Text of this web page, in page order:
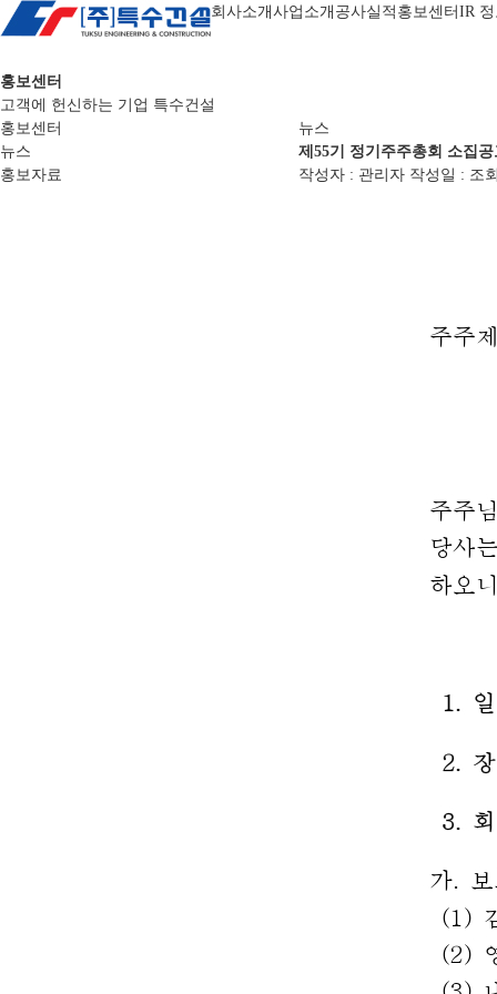
회사소개 사업소개 공사실적 홍보센터 IR
홍보센터
고객에 헌신하는 기업 특수건설
홍보센터
뉴스
홍보자료
뉴스
제55기 정기주주총회 소집공
작성자 : 관리자 작성일 : 조